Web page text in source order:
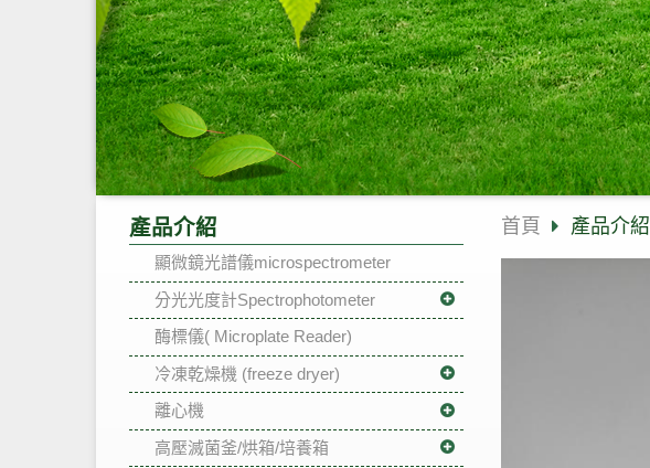
產品介紹
顯微鏡光譜儀microspectrometer
分光光度計Spectrophotometer
酶標儀( Microplate Reader)
冷凍乾燥機 (freeze dryer)
離心機
高壓滅菌釜/烘箱/培養箱
首頁 產品介紹